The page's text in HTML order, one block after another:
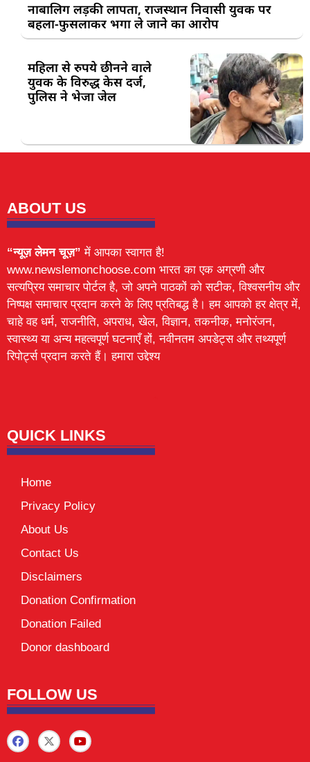
नाबालिग लड़की लापता, राजस्थान निवासी युवक पर
बहला-फुसलाकर भगा ले जाने का आरोप
महिला से रुपये छीनने वाले
युवक के विरुद्ध केस दर्ज,
पुलिस ने भेजा जेल
ABOUT US
“न्यूज़ लेमन चूज़” में आपका स्वागत है!
www.newslemonchoose.com भारत का एक अग्रणी और
सत्यप्रिय समाचार पोर्टल है, जो अपने पाठकों को सटीक, विश्वसनीय और
निष्पक्ष समाचार प्रदान करने के लिए प्रतिबद्ध है। हम आपको हर क्षेत्र में,
चाहे वह धर्म, राजनीति, अपराध, खेल, विज्ञान, तकनीक, मनोरंजन,
स्वास्थ्य या अन्य महत्वपूर्ण घटनाएँ हों, नवीनतम अपडेट्स और तथ्यपूर्ण
रिपोर्ट्स प्रदान करते हैं। हमारा उद्देश्य
QUICK LINKS
Home
Privacy Policy
About Us
Contact Us
Disclaimers
Donation Confirmation
Donation Failed
Donor dashboard
FOLLOW US